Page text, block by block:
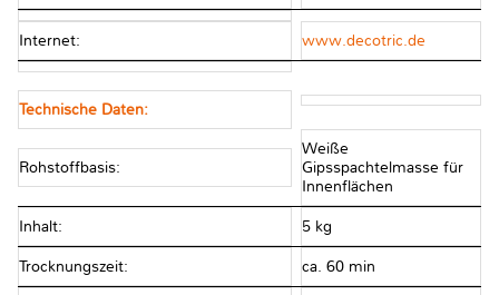
Internet: www.decotric.de
Technische Daten:
Rohstoffbasis:
Weiße
Gipsspachtelmasse für
Innenflächen
Inhalt: 5 kg
Trocknungszeit: ca. 60 min